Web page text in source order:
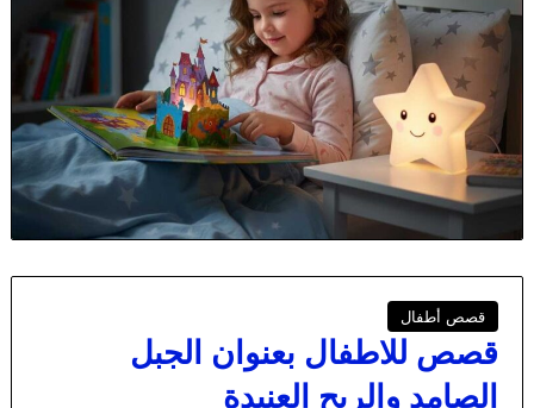
قصص أطفال
قصص للاطفال بعنوان الجبل
الصامد والريح العنيدة